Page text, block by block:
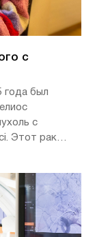
с
года был
с
Этот рак